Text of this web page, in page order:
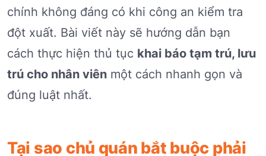
chính không đáng có khi công an kiểm tra
đột xuất. Bài viết này sẽ hướng dẫn bạn
cách thực hiện thủ tục khai báo tạm trú, lưu
trú cho nhân viên một cách nhanh gọn và
đúng luật nhất.
Tại sao chủ quán bắt buộc phải